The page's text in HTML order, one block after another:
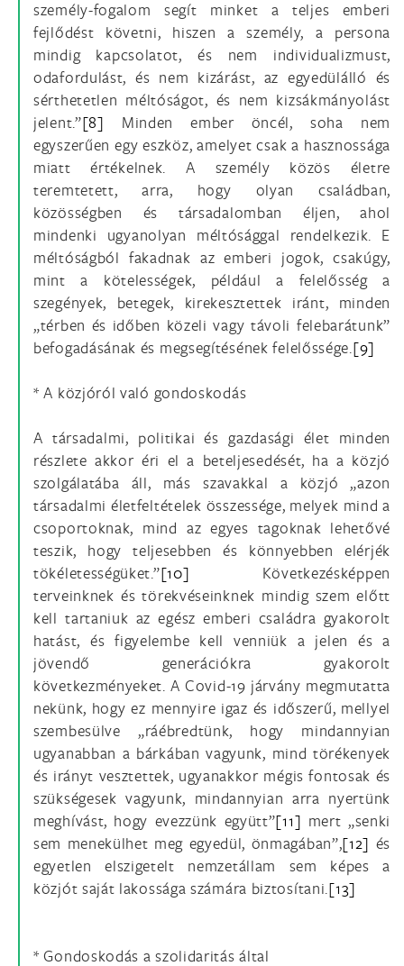
személy-fogalom segít minket a teljes emberi
fejlődést követni, hiszen a személy, a persona
mindig kapcsolatot, és nem individualizmust,
odafordulást, és nem kizárást, az egyedülálló és
sérthetetlen méltóságot, és nem kizsákmányolást
jelent.”[8] Minden ember öncél, soha nem
egyszerűen egy eszköz, amelyet csak a hasznossága
miatt értékelnek. A személy közös életre
teremtetett, arra, hogy olyan családban,
közösségben és társadalomban éljen, ahol
mindenki ugyanolyan méltósággal rendelkezik. E
méltóságból fakadnak az emberi jogok, csakúgy,
mint a kötelességek, például a felelősség a
szegények, betegek, kirekesztettek iránt, minden
„térben és időben közeli vagy távoli felebarátunk”
befogadásának és megsegítésének felelőssége.[9]
* A közjóról való gondoskodás
A társadalmi, politikai és gazdasági élet minden
részlete akkor éri el a beteljesedését, ha a közjó
szolgálatába áll, más szavakkal a közjó „azon
társadalmi életfeltételek összessége, melyek mind a
csoportoknak, mind az egyes tagoknak lehetővé
teszik, hogy teljesebben és könnyebben elérjék
tökéletességüket.”[10] Következésképpen
terveinknek és törekvéseinknek mindig szem előtt
kell tartaniuk az egész emberi családra gyakorolt
hatást, és figyelembe kell venniük a jelen és a
jövendő generációkra gyakorolt
következményeket. A Covid-19 járvány megmutatta
nekünk, hogy ez mennyire igaz és időszerű, mellyel
szembesülve „ráébredtünk, hogy mindannyian
ugyanabban a bárkában vagyunk, mind törékenyek
és irányt vesztettek, ugyanakkor mégis fontosak és
szükségesek vagyunk, mindannyian arra nyertünk
meghívást, hogy evezzünk együtt”[11] mert „senki
sem menekülhet meg egyedül, önmagában”,[12] és
egyetlen elszigetelt nemzetállam sem képes a
közjót saját lakossága számára biztosítani.[13]
* Gondoskodás a szolidaritás által